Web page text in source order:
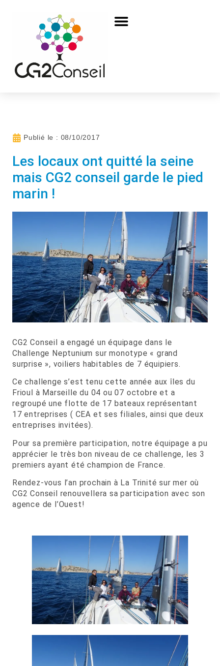
Publié le : 08/10/2017
Les locaux ont quitté la seine
mais CG2 conseil garde le pied
marin !
CG2 Conseil a engagé un équipage dans le
Challenge Neptunium sur monotype « grand
surprise », voiliers habitables de 7 équipiers.
Ce challenge s’est tenu cette année aux îles du
Frioul à Marseille du 04 ou 07 octobre et a
regroupé une flotte de 17 bateaux représentant
17 entreprises ( CEA et ses filiales, ainsi que deux
entreprises invitées).
Pour sa première participation, notre équipage a pu
apprécier le très bon niveau de ce challenge, les 3
premiers ayant été champion de France.
Rendez-vous l’an prochain à La Trinité sur mer où
CG2 Conseil renouvellera sa participation avec son
agence de l’Ouest!